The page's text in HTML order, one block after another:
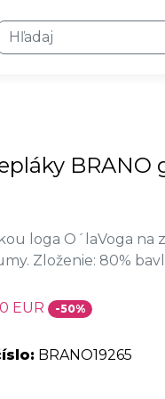
BRANO
loga O´laVoga na
Zloženie: 80%
EUR -50%
BRANO19265